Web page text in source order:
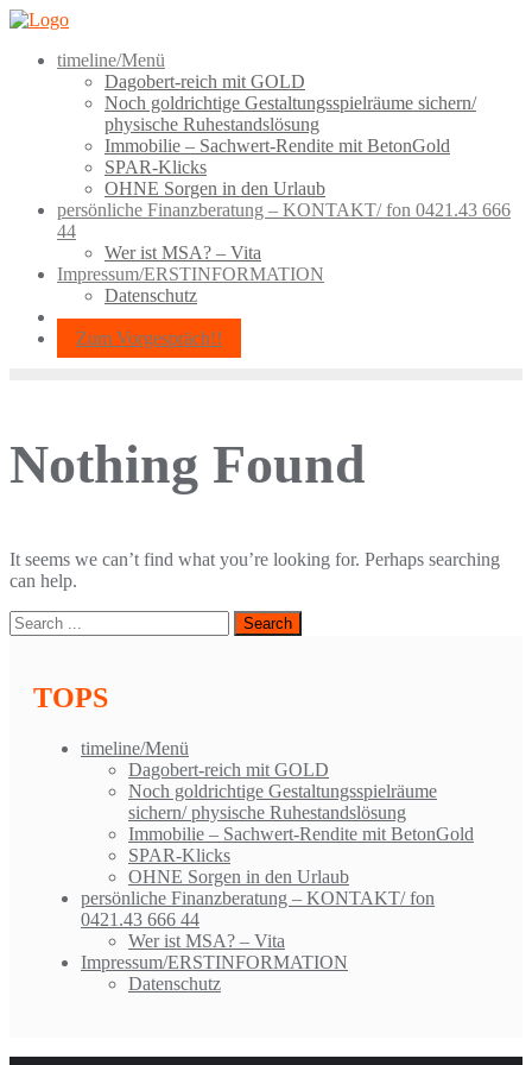
Skip
contenttimeline/Menü
Dagobert-reich mit GOLD
Noch goldrichtige Gestaltungsspielräume sichern/
physische Ruhestandslösung
Immobilie – Sachwert-Rendite mit BetonGold
SPAR-Klicks
OHNE Sorgen in den Urlaub
persönliche Finanzberatung – KONTAKT/ fon 0421.43 666
44
Wer ist MSA? – Vita
Impressum/ERSTINFORMATION
Datenschutz
Zum Vorgespräch!!
Nothing Found
It seems we can’t find what you’re looking for. Perhaps searching
can help.
TOPS
timeline/Menü
Dagobert-reich mit GOLD
Noch goldrichtige Gestaltungsspielräume
sichern/ physische Ruhestandslösung
Immobilie – Sachwert-Rendite mit BetonGold
SPAR-Klicks
OHNE Sorgen in den Urlaub
persönliche Finanzberatung – KONTAKT/ fon
0421.43 666 44
Wer ist MSA? – Vita
Impressum/ERSTINFORMATION
Datenschutz